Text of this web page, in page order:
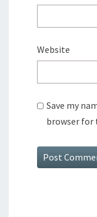
Website
Save my
browser for